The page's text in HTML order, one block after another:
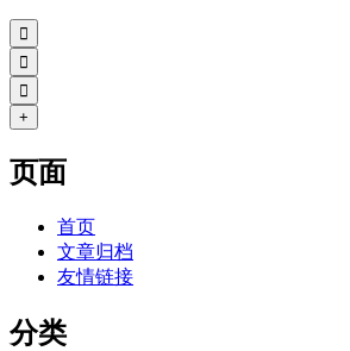



+
页面
首页
文章归档
友情链接
分类